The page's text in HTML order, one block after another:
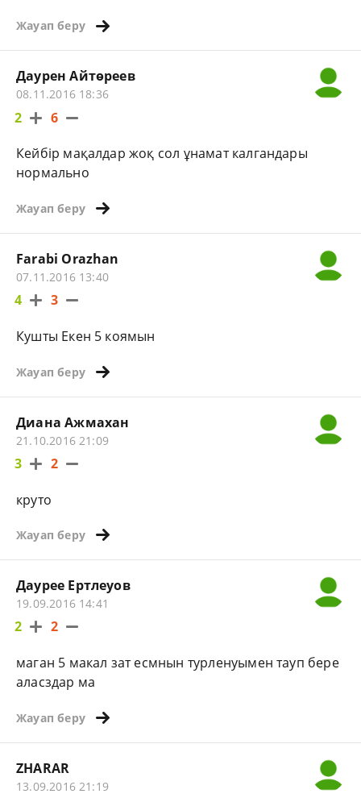
Жауап беру
Даурен Айтөреев
08.11.2016 18:36
2 6
Кейбір мақалдар жоқ сол ұнамат калгандары
нормально
Жауап беру
Farabi Orazhan
07.11.2016 13:40
4 3
Кушты Екен 5 коямын
Жауап беру
Диана Ажмахан
21.10.2016 21:09
3 2
круто
Жауап беру
Даурее Ертлеуов
19.09.2016 14:41
2 2
маган 5 макал зат есмнын турленуымен тауп бере
аласздар ма
Жауап беру
ZHARAR
13.09.2016 21:19